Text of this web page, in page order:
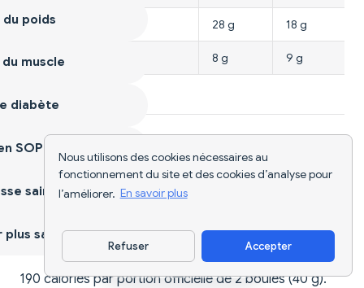
Nous utilisons des cookies nécessaires au
fonctionnement du site et des cookies d’analyse pour
l’améliorer. En savoir plus
Refuser Accepter
Glucides 28 g 18 g
Lipides 8 g 9 g
Questions fréquentes
Combien de calories contiennent les
?
190 calories par portion officielle de 2 boules (40 g).
Télécharger l'appli
poids
muscle
diabète
SOPK
saine
sain